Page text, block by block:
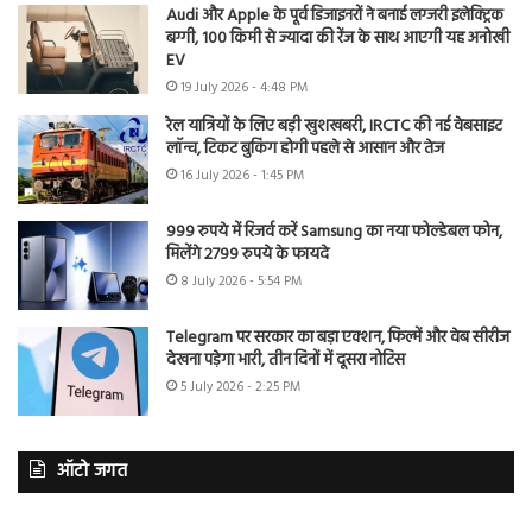
Audi और Apple के पूर्व डिजाइनरों ने बनाई लग्जरी इलेक्ट्रिक
बग्गी, 100 किमी से ज्यादा की रेंज के साथ आएगी यह अनोखी
EV
19 July 2026 - 4:48 PM
रेल यात्रियों के लिए बड़ी खुशखबरी, IRCTC की नई वेबसाइट
लॉन्च, टिकट बुकिंग होगी पहले से आसान और तेज
16 July 2026 - 1:45 PM
999 रुपये में रिजर्व करें Samsung का नया फोल्डेबल फोन,
मिलेंगे 2799 रुपये के फायदे
8 July 2026 - 5:54 PM
Telegram पर सरकार का बड़ा एक्शन, फिल्में और वेब सीरीज
देखना पड़ेगा भारी, तीन दिनों में दूसरा नोटिस
5 July 2026 - 2:25 PM
ऑटो जगत